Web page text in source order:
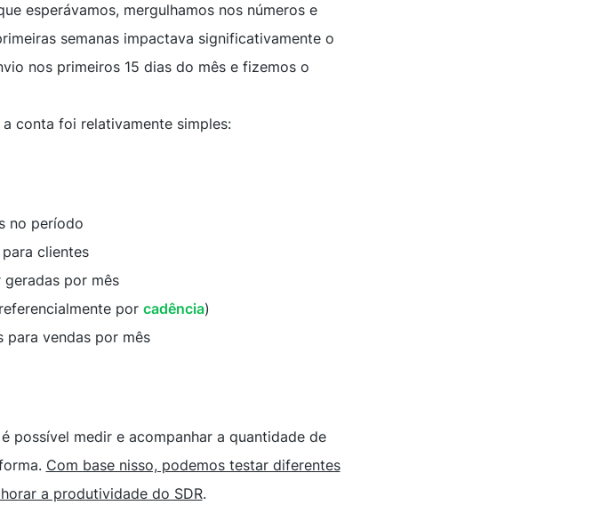
esperávamos, mergulhamos nos números e
semanas impactava significativamente o
nos primeiros 15 dias do mês e fizemos o
conta foi relativamente simples:
no período
clientes
por mês
por cadência)
para vendas por mês
possível medir e acompanhar a quantidade de
Com base nisso, podemos testar diferentes
a produtividade do SDR.